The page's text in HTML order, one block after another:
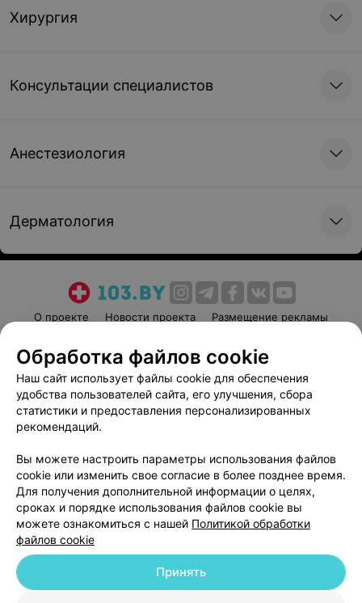
Хирургия
Консультации специалистов
Анестезиология
Дерматология
О проекте Новости проекта
Размещение рекламы
Пользовательское соглашение
Способы оплаты
Вакансии
Партнеры
Написать руководителю 103.by
Обработка персональных данных
© 2026 ООО «Артокс Лаб», УНП 191700409
| 220012, Республика Беларусь,
Обработка файлов cookie
Наш сайт использует файлы cookie для обеспечения
удобства пользователей сайта, его улучшения, сбора
статистики и предоставления персонализированных
рекомендаций.
Вы можете настроить параметры использования файлов
cookie или изменить свое согласие в более позднее время.
Для получения дополнительной информации о целях,
сроках и порядке использования файлов cookie вы
можете ознакомиться с нашей Политикой обработки
файлов cookie
Принять